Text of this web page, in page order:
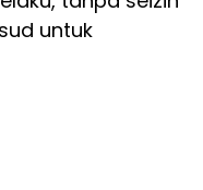
untuk